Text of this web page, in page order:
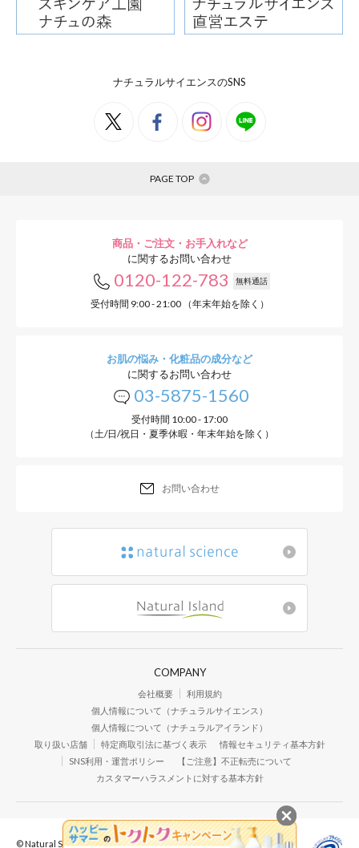
ナチュラルサイエンスのSNS
PAGE TOP
商品・ご注文・お手入れなど
に関するお問い合わせ
0120-122-783 無料通話
受付時間 9:00 - 21:00 （年末年始を除く）
お肌の悩み・化粧品の成分など
に関するお問い合わせ
03-5875-1560
受付時間 10:00 - 17:00
（土/日/祝日・夏季休暇・年末年始を除く）
お問い合わせ
COMPANY
会社概要
利用規約
個人情報について（ナチュラルサイエンス）
個人情報について（ナチュラルアイランド）
取り扱い店舗
特定商取引法に基づく表示
情報セキュリティ基本方針
SNS利用・運営ポリシー
【ご注意】不正転売について
カスタマーハラスメントに対する基本方針
© Natural Science Co.,Ltd. All Rights Reserved.